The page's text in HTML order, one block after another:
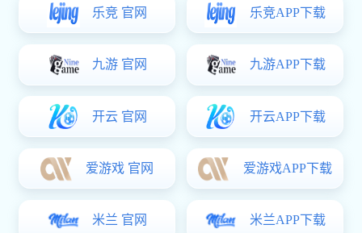
头瓶盖，防伪瓶扣，金属铭牌，金属瓶身，工艺礼品等产品...